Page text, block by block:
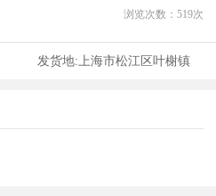
浏览次数： 519次
发货地: 上海市松江区叶榭镇